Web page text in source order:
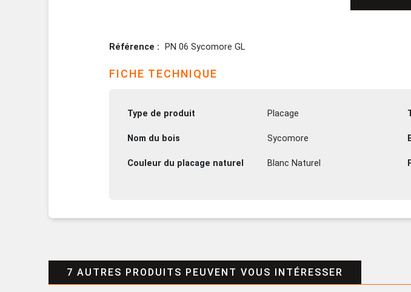
Référence PN 06 Sycomore GL
FICHE TECHNIQUE
Type de produit Placage
Nom du bois Sycomore
Couleur du placage naturel Blanc Naturel
7 AUTRES PRODUITS PEUVENT VOUS INTÉRESSER